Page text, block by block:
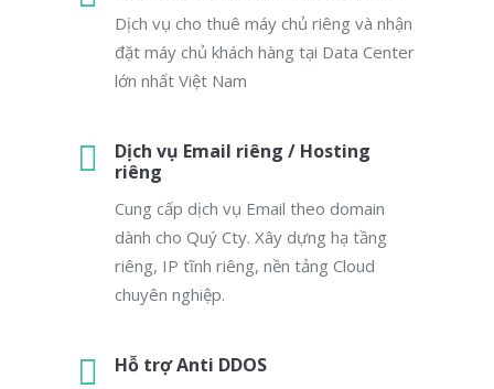
Dịch vụ cho thuê máy chủ riêng và nhận
đặt máy chủ khách hàng tại Data Center
lớn nhất Việt Nam
Dịch vụ Email riêng / Hosting
riêng
Cung cấp dịch vụ Email theo domain
dành cho Quý Cty. Xây dựng hạ tầng
riêng, IP tĩnh riêng, nền tảng Cloud
chuyên nghiệp.
Hỗ trợ Anti DDOS